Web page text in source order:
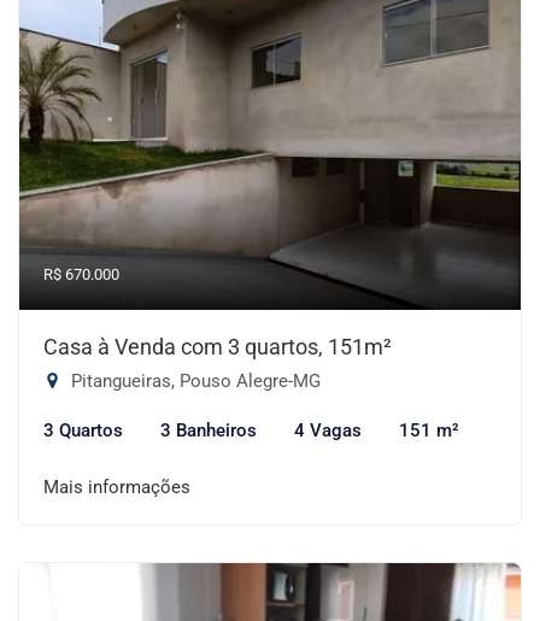
R$ 670.000
Casa à Venda com 3 quartos, 151m²
Pitangueiras, Pouso Alegre-MG
3 Quartos 3 Banheiros 4 Vagas 151 m²
Mais informações